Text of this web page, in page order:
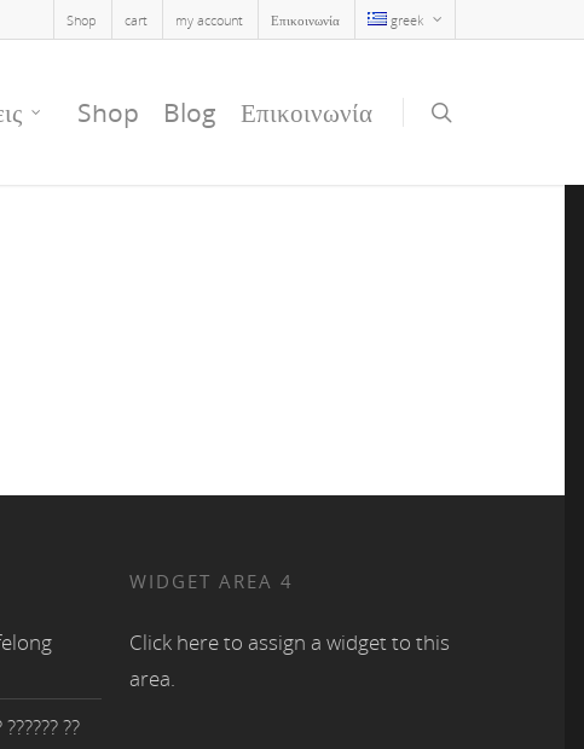
Shop cart my account Επικοινωνία greek
Shop Blog Επικοινωνία
??
WIDGET AREA 4
Click here to assign a widget to this
area.